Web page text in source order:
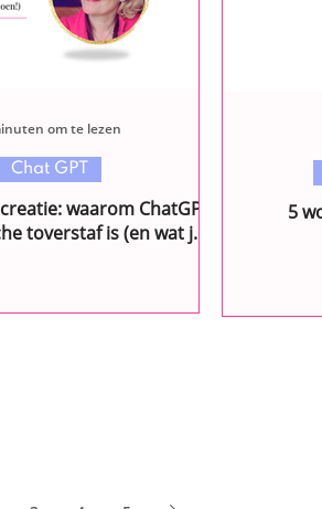
waarom ChatGPT
toverstaf is (en wat je
Chat GPT
om te lezen
5